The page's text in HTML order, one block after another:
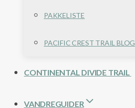
PAKKELISTE
PACIFIC CREST TRAIL BLOG
CONTINENTAL DIVIDE TRAIL
VANDREGUIDER